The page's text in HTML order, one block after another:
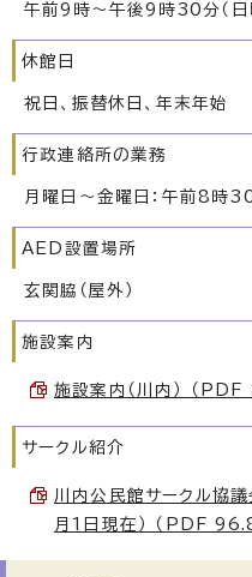
午前9時～午後9時30分（日
休館日
祝日、振替休日、年末年始
行政連絡所の業務
月曜日～金曜日：午前8時
AED設置場所
玄関脇（屋外）
施設案内
施設案内（川内） （
サークル紹介
川内公民館サークル協
月1日現在） （PDF